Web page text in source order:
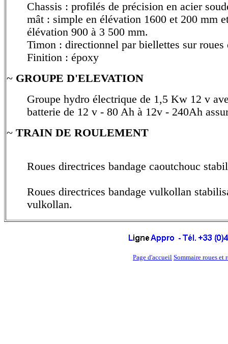
Chassis : profilés de précision en acier
mât : simple en élévation 1600 et 200 mm
élévation 900 à 3 500 mm.
Timon : directionnel par biellettes sur roues
Finition : époxy
~ GROUPE D'ELEVATION
Groupe hydro électrique de 1,5 Kw 12 v
batterie de 12 v - 80 Ah à 12v - 240Ah
~ TRAIN DE ROULEMENT
Roues directrices bandage caoutchouc
Roues directrices bandage vulkollan
vulkollan.
Page d'accueil Sommaire roues et